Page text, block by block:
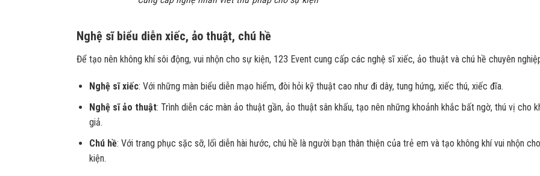
Nghệ sĩ biểu diễn xiếc, ảo thuật, chú hề
Để tạo nên không khí sôi động, vui nhộn cho sự kiện, 123 Event cung cấp các nghệ sĩ xiếc, ảo thuật và chú hề chuyên
Nghệ sĩ xiếc: Với những màn biểu diễn mạo hiểm, đòi hỏi kỹ thuật cao như đi dây, tung hứng, xiếc thú, xiếc đĩa.
Nghệ sĩ ảo thuật: Trình diễn các màn ảo thuật gần, ảo thuật sân khấu, tạo nên những khoảnh khắc bất ngờ, thú vị cho
giả.
Chú hề: Với trang phục sặc sỡ, lối diễn hài hước, chú hề là người bạn thân thiện của trẻ em và tạo không khí vui nhộn
kiện.